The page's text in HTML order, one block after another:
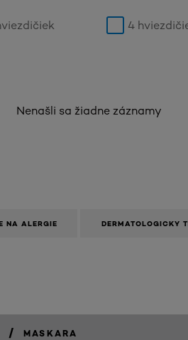
4
Nenašli sa žiadne záznamy
NA ALERGIE DERMATOLOGICKY
/ MASKARA